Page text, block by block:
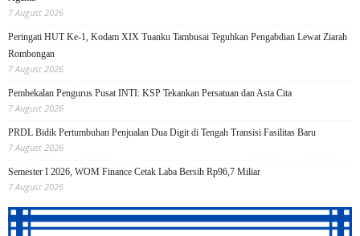
7 August 2026
Peringati HUT Ke-1, Kodam XIX Tuanku Tambusai Teguhkan Pengabdian Lewat Ziarah
Rombongan
7 August 2026
Pembekalan Pengurus Pusat INTI: KSP Tekankan Persatuan dan Asta Cita
7 August 2026
PRDL Bidik Pertumbuhan Penjualan Dua Digit di Tengah Transisi Fasilitas Baru
7 August 2026
Semester I 2026, WOM Finance Cetak Laba Bersih Rp96,7 Miliar
7 August 2026